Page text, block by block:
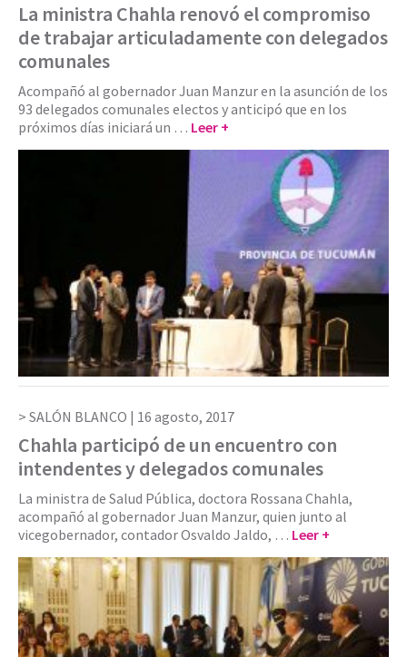
La ministra Chahla renovó el compromiso
de trabajar articuladamente con delegados
comunales
Acompañó al gobernador Juan Manzur en la asunción de los
93 delegados comunales electos y anticipó que en los
próximos días iniciará un … Leer +
SALÓN BLANCO | 16 agosto, 2017
Chahla participó de un encuentro con
intendentes y delegados comunales
La ministra de Salud Pública, doctora Rossana Chahla,
acompañó al gobernador Juan Manzur, quien junto al
vicegobernador, contador Osvaldo Jaldo, … Leer +